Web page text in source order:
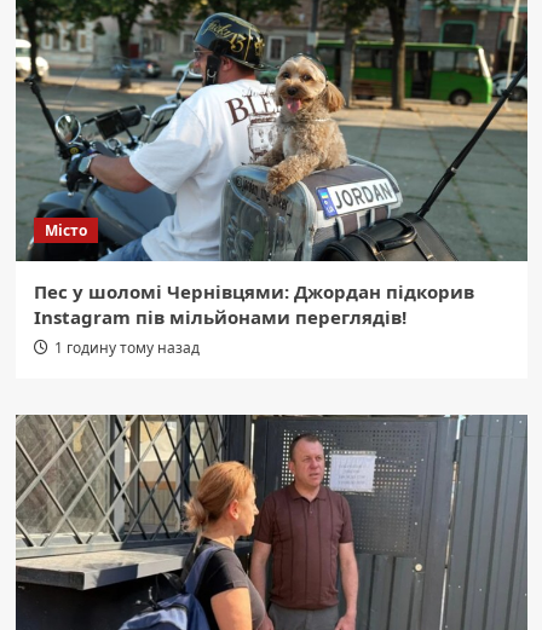
Місто
Пес у шоломі Чернівцями: Джордан підкорив
Instagram пів мільйонами переглядів!
1 годину тому назад